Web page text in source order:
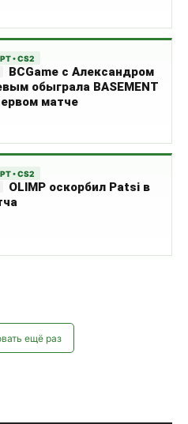
• CS2
BCGame с Александром
обыграла BASEMENT
матче
• CS2
OLIMP оскорбил Patsi в
ещё раз